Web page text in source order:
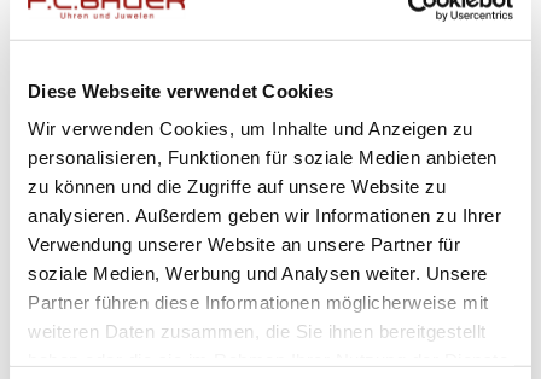
Diese Webseite verwendet Cookies
Wir verwenden Cookies, um Inhalte und Anzeigen zu
personalisieren, Funktionen für soziale Medien anbieten
zu können und die Zugriffe auf unsere Website zu
analysieren. Außerdem geben wir Informationen zu Ihrer
Verwendung unserer Website an unsere Partner für
soziale Medien, Werbung und Analysen weiter. Unsere
Partner führen diese Informationen möglicherweise mit
weiteren Daten zusammen, die Sie ihnen bereitgestellt
Der Kautschukarmband in klassischem
Schwarz sorgt für einen sicheren Sitz am
Tragekomfort – perfekt sowohl im Alltag als
auch beim Sporttauchen. Ergänzt wird dies
durch ein tiefblaues Zifferblatt, das es Ihnen
ermöglicht, die Zeit selbst in trüben Gewässern
klar abzulesen.